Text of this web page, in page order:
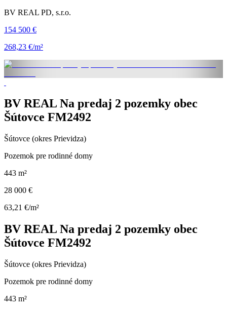
BV REAL PD, s.r.o.
154 500 €
268,23 €/m²
BV REAL Na predaj 2 pozemky obec
Šútovce FM2492
Šútovce (okres Prievidza)
Pozemok pre rodinné domy
443 m²
28 000 €
63,21 €/m²
BV REAL Na predaj 2 pozemky obec
Šútovce FM2492
Šútovce (okres Prievidza)
Pozemok pre rodinné domy
443 m²